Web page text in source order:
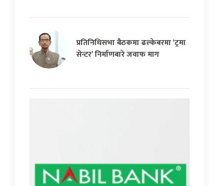
प्रतिनिधिसभा बैठकमा ढल्केबरमा ‘ट्रमा
सेन्टर’ निर्माणबारे जवाफ माग